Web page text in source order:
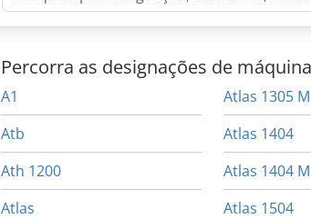
Percorra as designações de
A1
Atb
Ath 1200
Atlas
Atlas 1305 M
Atlas 1404
Atlas 1404 M
Atlas 1504